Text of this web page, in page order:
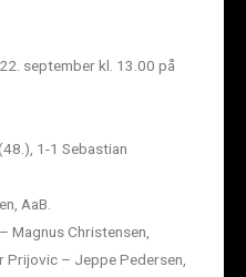
september kl. 13.00 på
1-1 Sebastian
AaB.
Magnus Christensen,
Prijovic – Jeppe Pedersen,